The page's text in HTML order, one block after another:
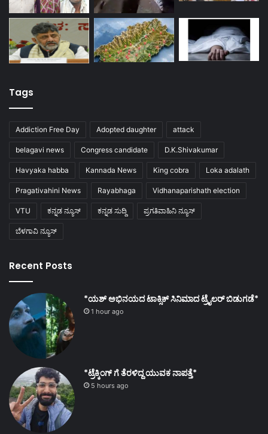
Tags
Addiction Free Day Adopted daughter attack
belagavi news Congress candidate D.K.Shivakumar
Havyaka habba Kannada News King cobra Loka adalath
Pragativahini News Rayabhaga Vidhanaparishath election
VTU ಕನ್ನಡ ನ್ಯೂಸ್ ಕನ್ನಡ ಸುದ್ದಿ ಪ್ರಗತಿವಾಹಿನಿ ನ್ಯೂಸ್
ಬೆಳಗಾವಿ ನ್ಯೂಸ್
Recent Posts
*ಯಶ್ ಅಭಿನಯದ ಟಾಕ್ಸಿಕ್ ಸಿನಿಮಾದ ಟ್ರೈಲರ್ ಬಿಡುಗಡೆ*
1 hour ago
*ಟ್ರೆಕ್ಕಿಂಗ್ ಗೆ ತೆರಳಿದ್ದ ಯುವಕ ನಾಪತ್ತೆ*
5 hours ago